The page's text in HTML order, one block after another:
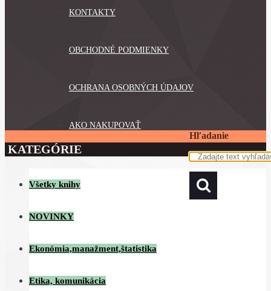
KONTAKTY
OBCHODNÉ PODMIENKY
OCHRANA OSOBNÝCH ÚDAJOV
AKO NAKUPOVAŤ
Hľadanie
KATEGÓRIE
Všetky knihy
NOVINKY
Ekonómia,manažment,štatistika
Etika, komunikácia